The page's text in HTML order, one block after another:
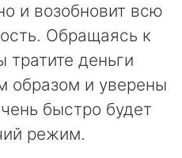
и возобновит всю
Обращаясь к
деньги
образом и уверены
быстро будет
режим.